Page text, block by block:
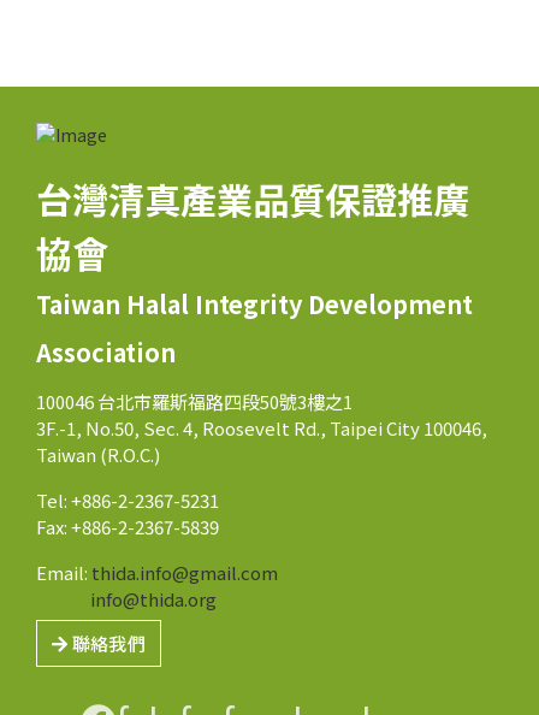
台灣清真產業品質保證推廣
協會
Taiwan Halal Integrity Development
Association
100046 台北市羅斯福路四段50號3樓之1
3F.-1, No.50, Sec. 4, Roosevelt Rd., Taipei City 100046,
Taiwan (R.O.C.)
Tel: +886-2-2367-5231
Fax: +886-2-2367-5839
Email: thida.info@gmail.com
info@thida.org
聯絡我們